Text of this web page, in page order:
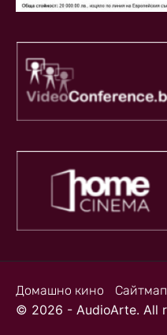
Домашно кино Сайтмап
© 2026 - AudioArte. All